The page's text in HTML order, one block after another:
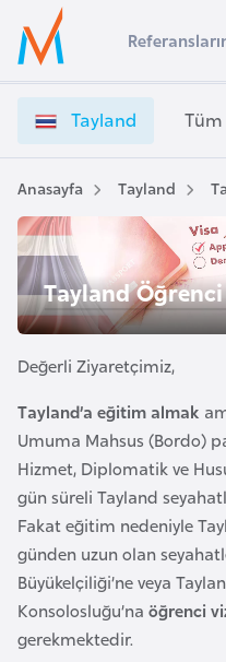
Ülke Seçimi
Başvuru yapmak istediğiniz ülkeyi
Üye
Girişi
a
l
a
n
z
e
İ
ş
e
m
l
e
r
i
Tayland
Anasayfa Tayland
Tayland
Değerli Ziyaretçimiz,
Tayland’a eğitim almak
Umuma Mahsus (Bordo)
Hizmet, Diplomatik ve
gün süreli Tayland
Fakat eğitim nedeniyle
günden uzun olan
Büyükelçiliği’ne veya
Konsolosluğu’na öğrenci
gerekmektedir.
s
t
r
a
A
v
u
s
t
u
r
y
a
A
z
e
r